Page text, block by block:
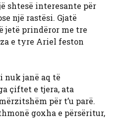
shtesë interesante për
një rastësi. Gjatë
jetë prindëror me tre
e tyre Ariel feston
nuk janë aq të
çiftet e tjera, ata
për t’u parë.
goxha e përsëritur,